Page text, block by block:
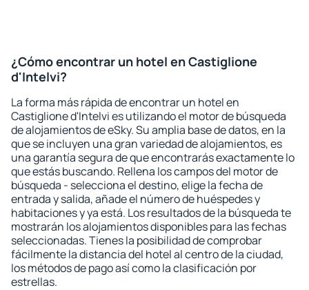
¿Cómo encontrar un hotel en Castiglione
d'Intelvi?
La forma más rápida de encontrar un hotel en
Castiglione d'Intelvi es utilizando el motor de búsqueda
de alojamientos de eSky. Su amplia base de datos, en la
que se incluyen una gran variedad de alojamientos, es
una garantía segura de que encontrarás exactamente lo
que estás buscando. Rellena los campos del motor de
búsqueda - selecciona el destino, elige la fecha de
entrada y salida, añade el número de huéspedes y
habitaciones y ya está. Los resultados de la búsqueda te
mostrarán los alojamientos disponibles para las fechas
seleccionadas. Tienes la posibilidad de comprobar
fácilmente la distancia del hotel al centro de la ciudad,
los métodos de pago así como la clasificación por
estrellas.